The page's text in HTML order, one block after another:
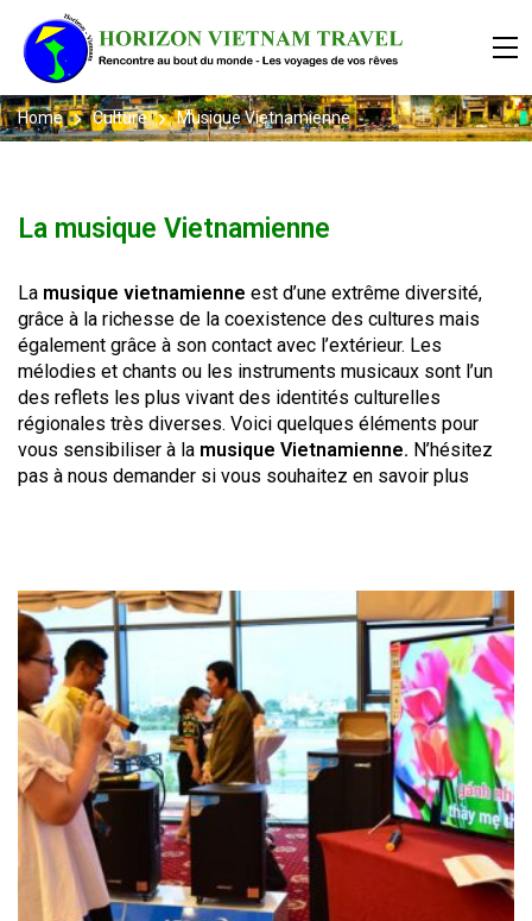
Home Culture Musique Vietnamienne
La musique Vietnamienne
La musique vietnamienne est d’une extrême diversité,
grâce à la richesse de la coexistence des cultures mais
également grâce à son contact avec l’extérieur. Les
mélodies et chants ou les instruments musicaux sont l’un
des reflets les plus vivant des identités culturelles
régionales très diverses. Voici quelques éléments pour
vous sensibiliser à la musique Vietnamienne. N’hésitez
pas à nous demander si vous souhaitez en savoir plus